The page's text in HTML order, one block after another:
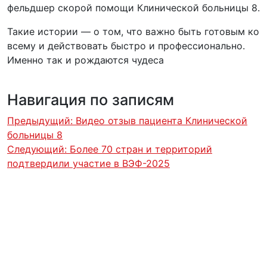
фельдшер скорой помощи Клинической больницы 8.
Такие истории — о том, что важно быть готовым ко
всему и действовать быстро и профессионально.
Именно так и рождаются чудеса ️
Навигация по записям
Предыдущий: Видео отзыв пациента Клинической
больницы 8
Следующий: Более 70 стран и территорий
подтвердили участие в ВЭФ-2025